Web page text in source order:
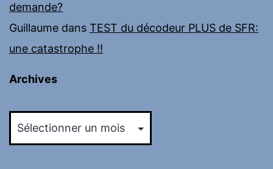
demande?
Guillaume dans TEST du décodeur PLUS de SFR:
une catastrophe !!
Archives